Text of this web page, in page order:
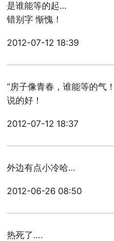
是谁能等的起…
错别字 惭愧！
2012-07-12 18:39
“房子像青春，谁能等的气
说的好！
2012-07-12 18:37
外边有点小冷哈…
2012-06-26 08:50
热死了….